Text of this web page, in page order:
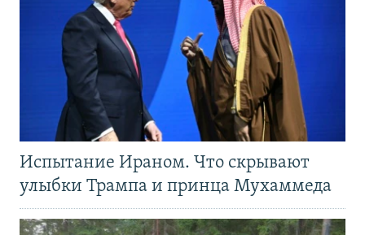
Испытание Ираном. Что скрывают
улыбки Трампа и принца Мухаммеда